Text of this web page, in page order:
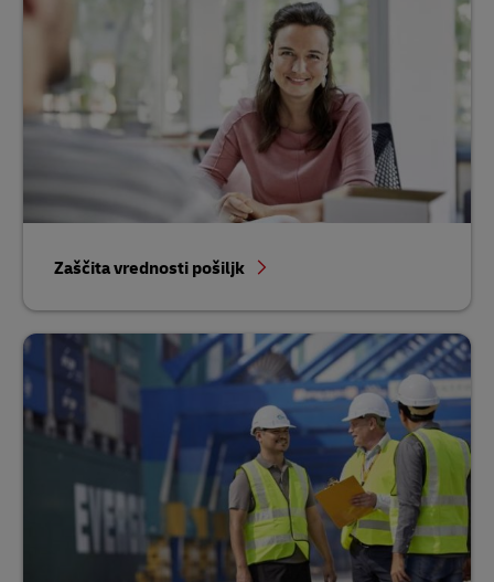
Zaščita vrednosti pošiljk